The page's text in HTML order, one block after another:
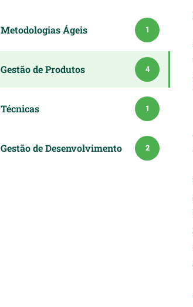
Metodologias Ágeis 1
Gestão de Produtos 4
Técnicas 1
Gestão de Desenvolvimento 2